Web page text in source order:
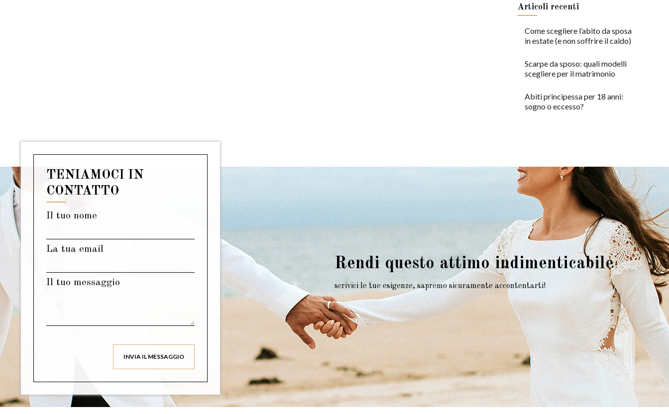
Articoli recenti
Come scegliere l’abito da sposa
in estate (e non soffrire il caldo)
Scarpe da sposo: quali modelli
scegliere per il matrimonio
Abiti principessa per 18 anni:
sogno o eccesso?
TENIAMOCI IN
CONTATTO
Il tuo nome
La tua email
Il tuo messaggio
Rendi questo attimo indimenticabile
scrivici le tue esigenze, sapremo sicuramente accontentarti!